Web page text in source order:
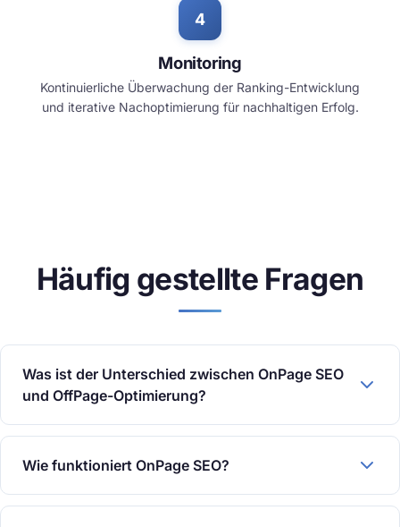
Monitoring
Kontinuierliche Überwachung der Ranking-Entwicklung
und iterative Nachoptimierung für nachhaltigen Erfolg.
Häufig gestellte Fragen
Was ist der Unterschied zwischen OnPage SEO
und OffPage-Optimierung?
Wie funktioniert OnPage SEO?